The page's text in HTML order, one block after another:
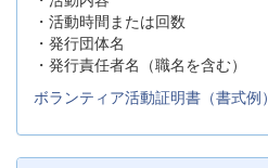
・活動時間または回数
・発行団体名
・発行責任者名（職名を含む）
ボランティア活動証明書（書式例）